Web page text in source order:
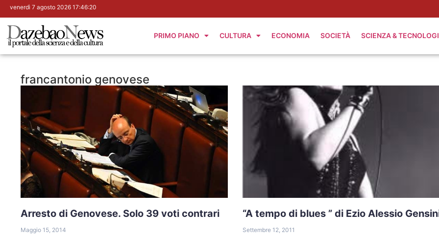
venerdì 7 agosto 2026 17:46:21
PRIMO PIANO CULTURA ECONOMIA SOCIETÀ SCIENZA &
francantonio genovese
Arresto di Genovese. Solo 39 voti contrari
Maggio 15, 2014
“A tempo di blues ” di Ezio Alessio
Settembre 12, 2011